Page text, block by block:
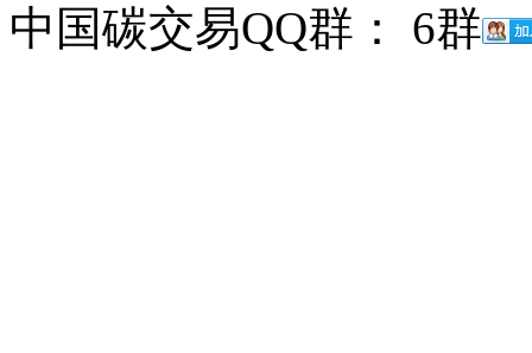
中国碳交易QQ群： 6群